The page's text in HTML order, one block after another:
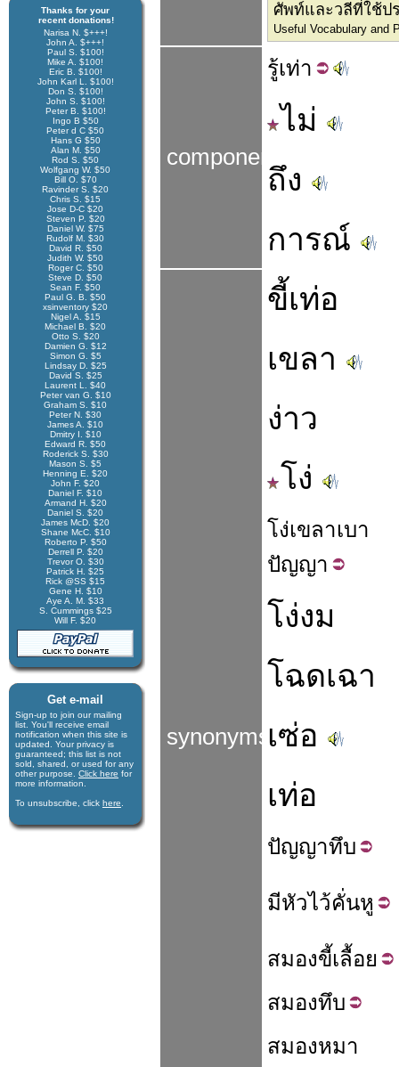
Thanks for your
recent donations!
Narisa N. $+++!
John A. $+++!
Paul S. $100!
Mike A. $100!
Eric B. $100!
John Karl L. $100!
Don S. $100!
John S. $100!
Peter B. $100!
Ingo B $50
Peter d C $50
Hans G $50
Alan M. $50
Rod S. $50
Wolfgang W. $50
Bill O. $70
Ravinder S. $20
Chris S. $15
Jose D-C $20
Steven P. $20
Daniel W. $75
Rudolf M. $30
David R. $50
Judith W. $50
Roger C. $50
Steve D. $50
Sean F. $50
Paul G. B. $50
xsinventory $20
Nigel A. $15
Michael B. $20
Otto S. $20
Damien G. $12
Simon G. $5
Lindsay D. $25
David S. $25
Laurent L. $40
Peter van G. $10
Graham S. $10
Peter N. $30
James A. $10
Dmitry I. $10
Edward R. $50
Roderick S. $30
Mason S. $5
Henning E. $20
John F. $20
Daniel F. $10
Armand H. $20
Daniel S. $20
James McD. $20
Shane McC. $10
Roberto P. $50
Derrell P. $20
Trevor O. $30
Patrick H. $25
Rick @SS $15
Gene H. $10
Aye A. M. $33
S. Cummings $25
Will F. $20
Get e-mail
Sign-up to join our mail­ing
list. You'll receive e­mail
notification when this site is
updated. Your privacy is
guaran­teed; this list is not
sold, shared, or used for any
other purpose. Click here for
more infor­mation.
To unsubscribe, click here
ศัพท์และวลีที่ใช้ป
Useful Vocabulary and
components
รู้เท่า
ไม่
ถึง
การณ์
synonyms
ขี้เท่อ
เขลา
ง่าว
โง่
โง่เขลาเบา
ปัญญา
โง่งม
โฉดเฉา
เซ่อ
เท่อ
ปัญญาทึบ
มีหัวไว้คั่นหู
สมองขี้เลื้อย
สมองทึบ
สมองหมา